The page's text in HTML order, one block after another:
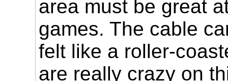
area must be great
games. The cable
felt like a roller-
are really crazy on